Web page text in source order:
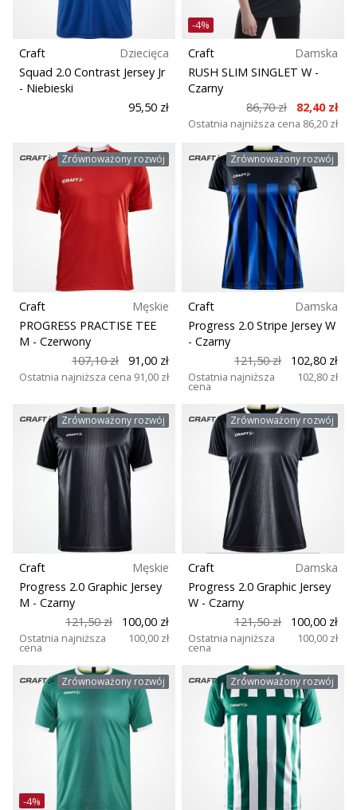
Craft
Dziecięca
Squad 2.0 Contrast Jersey Jr
- Niebieski
95,50 zł
-4%
Craft
Damska
RUSH SLIM SINGLET W -
Czarny
86,70 zł
82,40 zł
Ostatnia najniższa cena 86,20 zł
Zrównoważony rozwój
Craft
Męskie
PROGRESS PRACTISE TEE
M - Czerwony
107,10 zł
91,00 zł
Ostatnia najniższa cena 91,00 zł
Zrównoważony rozwój
Craft
Damska
Progress 2.0 Stripe Jersey W
- Czarny
121,50 zł
102,80 zł
Ostatnia najniższa
cena
102,80 zł
Zrównoważony rozwój
Craft
Męskie
Progress 2.0 Graphic Jersey
M - Czarny
121,50 zł
100,00 zł
Ostatnia najniższa
cena
100,00 zł
Zrównoważony rozwój
Craft
Damska
Progress 2.0 Graphic Jersey
W - Czarny
121,50 zł
100,00 zł
Ostatnia najniższa
cena
100,00 zł
Zrównoważony rozwój
-4%
Zrównoważony rozwój